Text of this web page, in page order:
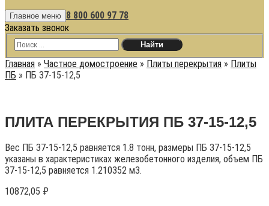
Главное меню 8 800 600 97 78
Заказать звонок
Главная » Частное домостроение » Плиты перекрытия » Плиты
ПБ » ПБ 37-15-12,5
ПЛИТА ПЕРЕКРЫТИЯ ПБ 37-15-12,5
Вес ПБ 37-15-12,5 равняется 1.8 тонн, размеры ПБ 37-15-12,5
указаны в характеристиках железобетонного изделия, объем ПБ
37-15-12,5 равняется 1.210352 м3.
10872,05 ₽